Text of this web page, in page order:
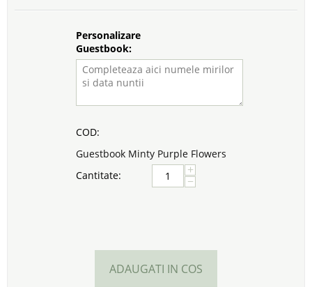
Personalizare
Guestbook:
COD:
Guestbook Minty Purple Flowers
Cantitate:
+
−
ADAUGATI IN COS